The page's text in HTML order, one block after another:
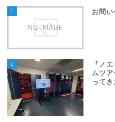
1 お問
2
『ノ
ムツ
って